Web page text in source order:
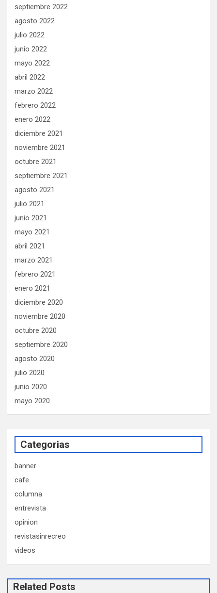
septiembre 2022
agosto 2022
julio 2022
junio 2022
mayo 2022
abril 2022
marzo 2022
febrero 2022
enero 2022
diciembre 2021
noviembre 2021
octubre 2021
septiembre 2021
agosto 2021
julio 2021
junio 2021
mayo 2021
abril 2021
marzo 2021
febrero 2021
enero 2021
diciembre 2020
noviembre 2020
octubre 2020
septiembre 2020
agosto 2020
julio 2020
junio 2020
mayo 2020
Categorias
banner
cafe
columna
entrevista
opinion
revistasinrecreo
videos
Related Posts